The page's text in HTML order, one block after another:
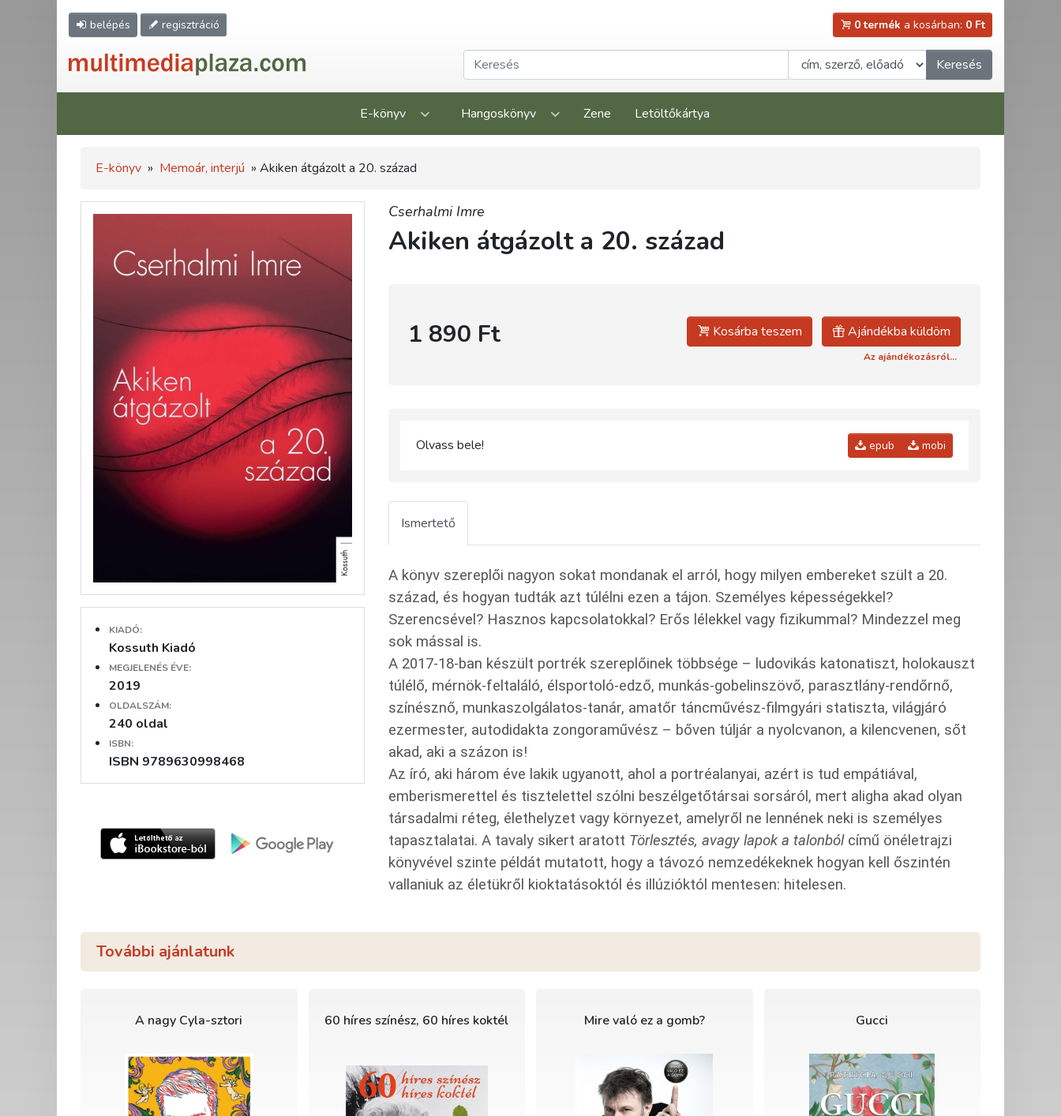
belépés regisztráció 0 termék a kosárban: 0 Ft
Keresés
E-könyv Hangoskönyv Zene Letöltőkártya
E-könyv » Memoár, interjú » Akiken átgázolt a 20. század
KIADÓ:
Kossuth Kiadó
MEGJELENÉS ÉVE:
2019
OLDALSZÁM:
240 oldal
ISBN:
ISBN 9789630998468
Cserhalmi Imre
Akiken átgázolt a 20. század
1 890 Ft Kosárba teszem Ajándékba küldöm
Az ajándékozásról...
Olvass bele! epub mobi
Ismertető
A könyv szereplői nagyon sokat mondanak el arról, hogy milyen embereket szült a 20.
század, és hogyan tudták azt túlélni ezen a tájon. Személyes képességekkel?
Szerencsével? Hasznos kapcsolatokkal? Erős lélekkel vagy fizikummal? Mindezzel meg
sok mással is.
A 2017-18-ban készült portrék szereplőinek többsége – ludovikás katonatiszt, holokauszt
túlélő, mérnök-feltaláló, élsportoló-edző, munkás-gobelinszövő, parasztlány-rendőrnő,
színésznő, munkaszolgálatos-tanár, amatőr táncművész-filmgyári statiszta, világjáró
ezermester, autodidakta zongoraművész – bőven túljár a nyolcvanon, a kilencvenen, sőt
akad, aki a százon is!
Az író, aki három éve lakik ugyanott, ahol a portréalanyai, azért is tud empátiával,
emberismerettel és tisztelettel szólni beszélgetőtársai sorsáról, mert aligha akad olyan
társadalmi réteg, élethelyzet vagy környezet, amelyről ne lennének neki is személyes
tapasztalatai. A tavaly sikert aratott Törlesztés, avagy lapok a talonbólcímű önéletrajzi
könyvével szinte példát mutatott, hogy a távozó nemzedékeknek hogyan kell őszintén
vallaniuk az életükről kioktatásoktól és illúzióktól mentesen: hitelesen.
További ajánlatunk
A nagy Cyla-sztori 60 híres színész, 60 híres koktél Mire való ez a gomb? Gucci